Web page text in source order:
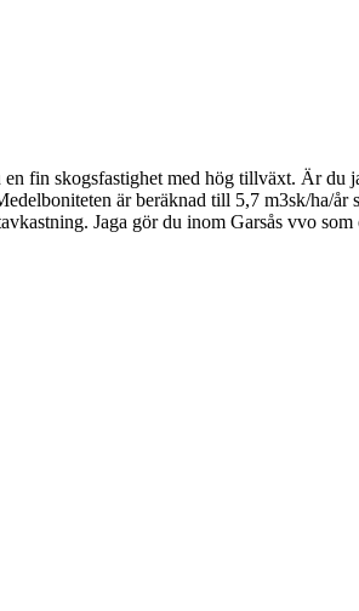
fin skogsfastighet med hög tillväxt. Är
är beräknad till 5,7 m3sk/ha/
Jaga gör du inom Garsås vvo